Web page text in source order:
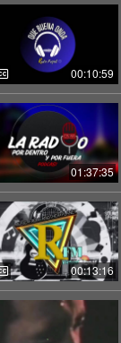
00:10:59
01:37:35
00:13:16